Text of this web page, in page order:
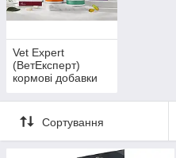
Vet Expert
(ВетЕксперт)
кормові добавки
Сортування